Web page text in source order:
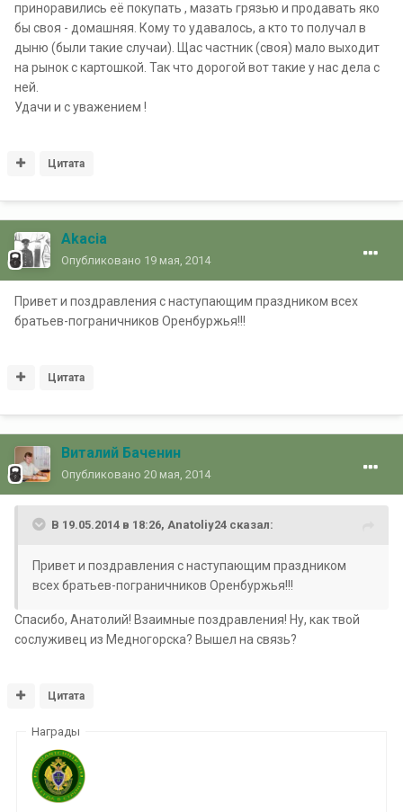
приноравились её покупать , мазать грязью и продавать яко
бы своя - домашняя. Кому то удавалось, а кто то получал в
дыню (были такие случаи). Щас частник (своя) мало выходит
на рынок с картошкой. Так что дорогой вот такие у нас дела с
ней.
Удачи и с уважением !
Цитата
Akacia
Опубликовано 19 мая, 2014
Привет и поздравления с наступающим праздником всех
братьев-пограничников Оренбуржья!!!
Цитата
Виталий Баченин
Опубликовано 20 мая, 2014
В 19.05.2014 в 18:26, Anatoliy24 сказал:
Привет и поздравления с наступающим праздником
всех братьев-пограничников Оренбуржья!!!
Спасибо, Анатолий! Взаимные поздравления! Ну, как твой
сослуживец из Медногорска? Вышел на связь?
Цитата
Награды